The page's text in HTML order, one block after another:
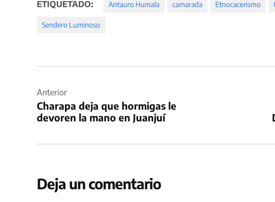
ETIQUETADO: Antauro Humala camarada Etnocacerismo
Sendero Luminoso
de
entradas
Anterior
Charapa deja que hormigas le
devoren la mano en Juanjuí
Deja un comentario